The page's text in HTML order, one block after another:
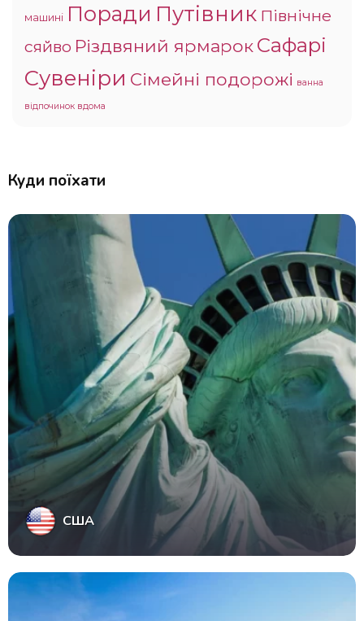
машині Поради Путівник Північне
сяйво Різдвяний ярмарокСафарі
Сувеніри Сімейні подорожі ванна
відпочинок вдома
Куди поїхати
США